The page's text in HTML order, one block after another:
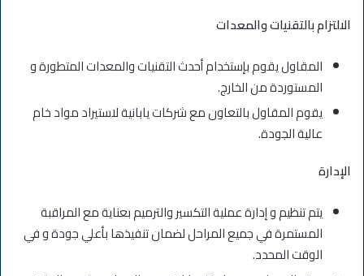
الالتزام بالتقنيات والمعدات
المقاول يقوم بإستخدام أحدث التقنيات والمعدات المتطورة و
المستوردة من الخارج.
يقوم المقاول بالتعاون مع شركات يابانية لاستيراد مواد خام
عالية الجودة.
الإدارة
يتم تنظيم و إدارة عملية التكسير والترميم بعناية مع المراقبة
المستمرة في جميع المراحل لضمان تنفيذها بأعلي جودة و في
الوقت المحدد.